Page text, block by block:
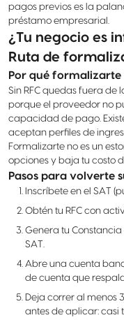
pagos previos es la
préstamo empresarial.
¿Tu negocio es
Ruta de
Por qué formalizarte
Sin RFC quedas fuera de
porque el proveedor no
capacidad de pago.
aceptan perfiles de
Formalizarte no es un
opciones y baja tu costo
Pasos para volverte
Inscríbete en el SAT
Obtén tu RFC con
Genera tu
SAT.
Abre una cuenta
de cuenta que
Deja correr al menos
antes de aplicar: casi